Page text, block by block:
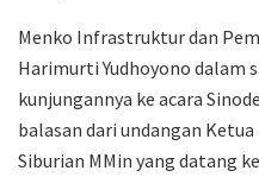
Menko Infrastruktur dan
Harimurti Yudhoyono dalam
kunjungannya ke acara
balasan dari undangan
Siburian MMin yang datang